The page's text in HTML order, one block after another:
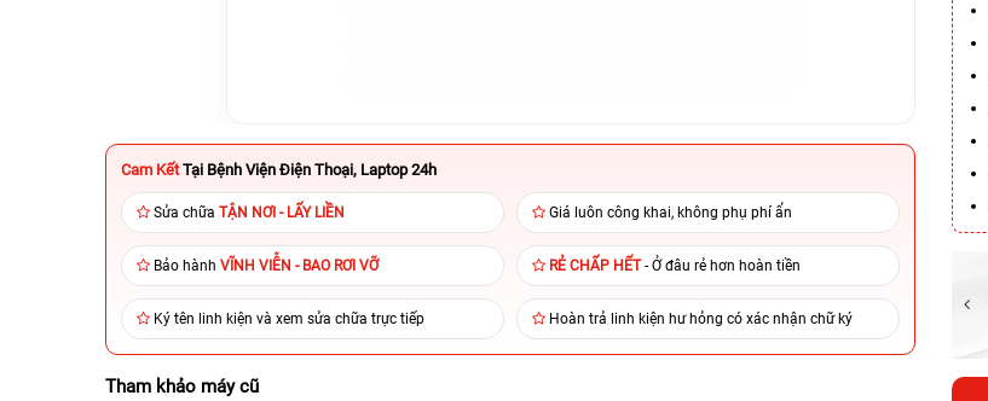
Cam Kết Tại Bệnh Viện Điện Thoại, Laptop 24h
Sửa chữa TẬN NƠI - LẤY LIỀN Giá luôn công khai, không phụ phí ẩn
Bảo hành VĨNH VIỄN - BAO RƠI VỠ RẺ CHẤP HẾT- Ở đâu rẻ hơn hoàn tiền
Ký tên linh kiện và xem sửa chữa trực tiếp Hoàn trả linh kiện hư hỏng có xác nhận chữ ký
Tham khảo máy cũ